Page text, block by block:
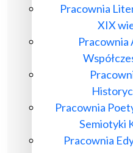
Pracownia
XIX
Pracownia
Semiotyki
Pracownia